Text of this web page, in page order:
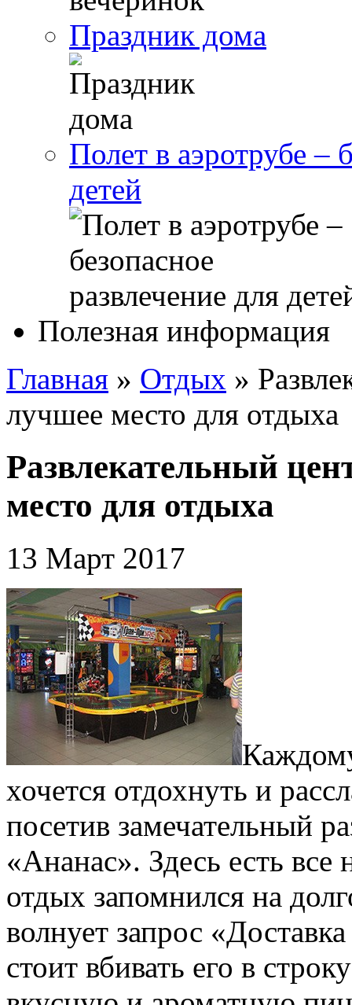
Праздник дома
Полет в аэротрубе –
детей
Полезная информация
Главная » Отдых »
лучшее место для отдыха
Развлекательный
место для отдыха
13 Март 2017
хочется отдохнуть и
посетив замечательный
«Ананас». Здесь есть
отдых запомнился на
волнует запрос
стоит вбивать его в